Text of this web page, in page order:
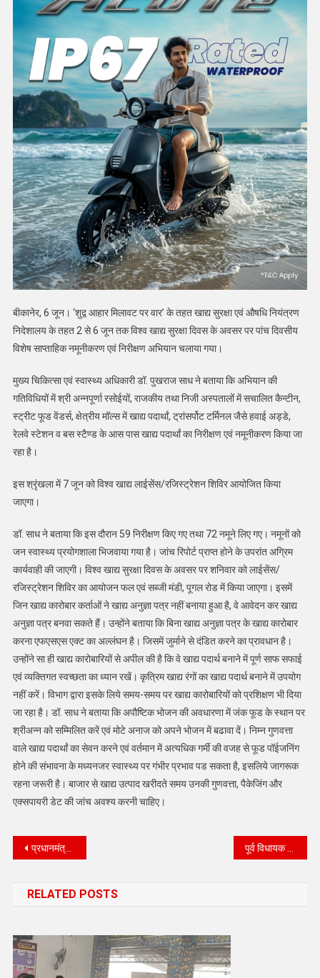
बीकानेर, 6 जून। ‘शुद्व आहार मिलावट पर वार’ के तहत खाद्य सुरक्षा एवं औषधि नियंत्रण
निदेशालय के तहत 2 से 6 जून तक विश्व खाद्य सुरक्षा दिवस के अवसर पर पांच दिवसीय
विशेष साप्ताहिक नमूनीकरण एवं निरीक्षण अभियान चलाया गया।
मुख्य चिकित्सा एवं स्वास्थ्य अधिकारी डॉ. पुखराज साध ने बताया कि अभियान की
गतिविधियों में श्री अन्नपूर्णा रसोईयों, राजकीय तथा निजी अस्पतालों में सचालित कैन्टीन,
स्ट्रीट फूड वेंडर्स, क्षेत्रीय मॉल्स में खाद्य पदार्थां, ट्रांसर्पोट टर्मिनल जैसे हवाई अड्डे,
रेलवे स्टेशन व बस स्टैण्ड के आस पास खाद्य पदार्थां का निरीक्षण एवं नमूनीकरण किया जा
रहा है।
इस श्रृंखला में 7 जून को विश्व खाद्य लाईसेंस/रजिस्ट्रेशन शिविर आयोजित किया
जाएगा।
डॉ. साध ने बताया कि इस दौरान 59 निरीक्षण किए गए तथा 72 नमूने लिए गए। नमूनों को
जन स्वास्थ्य प्रयोगशाला भिजवाया गया है। जांच रिपोर्ट प्राप्त होने के उपरांत अग्रिम
कार्यवाही की जाएगी। विश्व खाद्य सुरक्षा दिवस के अवसर पर शनिवार को लाईसेंस/
रजिस्ट्रेशन शिविर का आयोजन फल एवं सब्जी मंडी, पूगल रोड में किया जाएगा। इसमें
जिन खाद्य कारोबार कर्ताओं ने खाद्य अनुज्ञा पत्र नहीं बनाया हुआ है, वे आवेदन कर खाद्य
अनुज्ञा पत्र बनवा सकते हैं। उन्होंने बताया कि बिना खाद्य अनुज्ञा पत्र के खाद्य कारोबार
करना एफएसएस एक्ट का अल्लंघन है। जिसमें जुर्माने से दंडित करने का प्रावधान है।
उन्होंने सा ही खाद्य कारोबारियों से अपील की है कि वे खाद्य पदार्थ बनाने में पूर्ण साफ सफाई
एवं व्यक्तिगत स्वच्छता का ध्यान रखें। कृत्रिम खाद्य रंगों का खाद्य पदार्थ बनाने में उपयोग
नहीं करें। विभाग द्वारा इसके लिये समय-समय पर खाद्य कारोबारियों को प्रशिक्षण भी दिया
जा रहा है। डॉ. साध ने बताया कि अपौष्टिक भोजन की अवधारणा में जंक फूड के स्थान पर
श्रीअन्न को सम्मिलित करें एवं मोटे अनाज को अपने भोजन में बढावा दें। निम्न गुणवत्ता
वाले खाद्य पदार्थां का सेवन करने एवं वर्तमान में अत्यधिक गर्मी की वजह से फूड पॉईजनिंग
होने की संभावना के मध्यनजर स्वास्थ्य पर गंभीर प्रभाव पड सकता है, इसलिये जागरूक
रहना जरूरी है। बाजार से खाद्य उत्पाद खरीदते समय उनकी गुणवत्ता, पैकेजिंग और
एक्सपायरी डेट की जांच अवश्य करनी चाहिए।
Post
प्रधानमंत्री ने जम्मू-कश्मीर में 46,000 करोड़ रुपये से अधिक
RELATED POSTS